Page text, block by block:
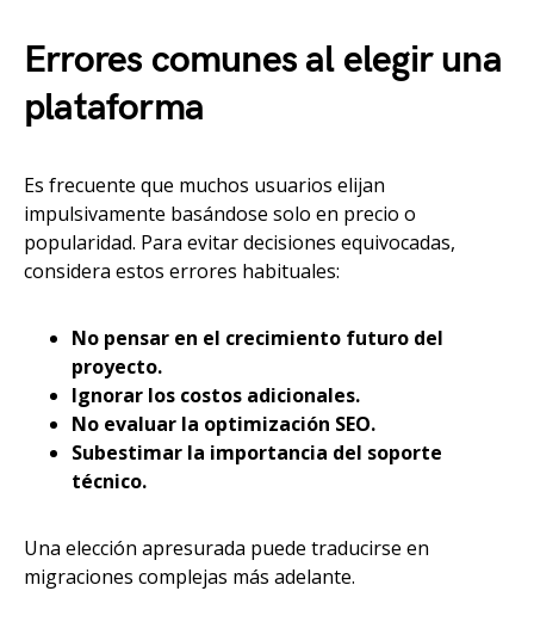
Errores comunes al elegir una
plataforma
Es frecuente que muchos usuarios elijan
impulsivamente basándose solo en precio o
popularidad. Para evitar decisiones equivocadas,
considera estos errores habituales:
No pensar en el crecimiento futuro del
proyecto.
Ignorar los costos adicionales.
No evaluar la optimización SEO.
Subestimar la importancia del soporte
técnico.
Una elección apresurada puede traducirse en
migraciones complejas más adelante.